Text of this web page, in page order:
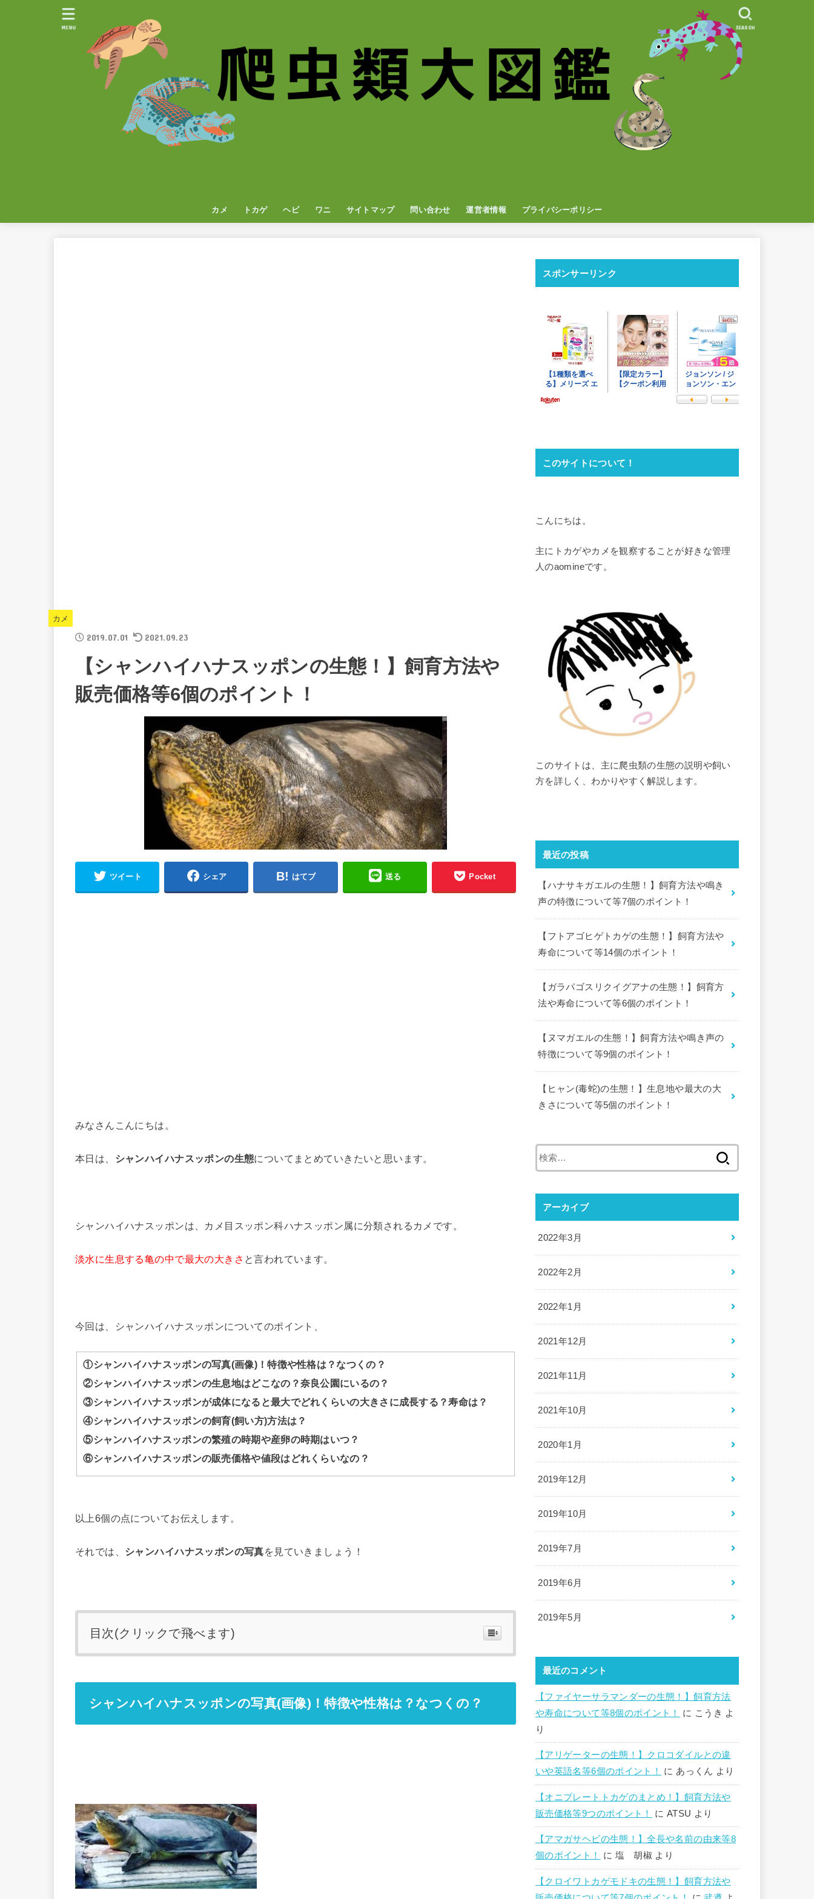
カメ トカゲ ヘビ ワニ サイトマップ 問い合わせ 運営者情報 プライバシーポリシー
SEARCH
MENU
カメ
2019.07.01 2021.09.23
【シャンハイハナスッポンの生態！】飼育方法や
販売価格等6個のポイント！
ツイート シェア はてブ 送る Pocket
みなさんこんにちは。
本日は、 シャンハイハナスッポンの生態についてまとめていきたいと思います。
シャンハイハナスッポンは、カメ目スッポン科ハナスッポン属に分類されるカメです。
淡水に生息する亀の中で最大の大きさ と言われています。
今回は、シャンハイハナスッポンについてのポイント、
①シャンハイハナスッポンの写真(画像)！特徴や性格は？なつくの？
②シャンハイハナスッポンの生息地はどこなの？奈良公園にいるの？
③シャンハイハナスッポンが成体になると最大でどれくらいの大きさに成長する？寿命は？
④シャンハイハナスッポンの飼育(飼い方)方法は？
⑤シャンハイハナスッポンの繁殖の時期や産卵の時期はいつ？
⑥シャンハイハナスッポンの販売価格や値段はどれくらいなの？
以上6個の点についてお伝えします。
それでは、 シャンハイハナスッポンの写真を見ていきましょう！
目次(クリックで飛べます)
シャンハイハナスッポンの写真(画像)！特徴や性格は？なつくの？
スポンサーリンク
このサイトについて！
こんにちは。
主にトカゲやカメを観察することが好きな管理
人のaomineです。
このサイトは、主に爬虫類の生態の説明や飼い
方を詳しく、わかりやすく解説します。
最近の投稿
【ハナサキガエルの生態！】飼育方法や鳴き
声の特徴について等7個のポイント！
【フトアゴヒゲトカゲの生態！】飼育方法や
寿命について等14個のポイント！
【ガラパゴスリクイグアナの生態！】飼育方
法や寿命について等6個のポイント！
【ヌマガエルの生態！】飼育方法や鳴き声の
特徴について等9個のポイント！
【ヒャン(毒蛇)の生態！】生息地や最大の大
きさについて等5個のポイント！
索:
アーカイブ
2022年3月
2022年2月
2022年1月
2021年12月
2021年11月
2021年10月
2020年1月
2019年12月
2019年10月
2019年7月
2019年6月
2019年5月
最近のコメント
【ファイヤーサラマンダーの生態！】飼育方法
や寿命について等8個のポイント！
に こうき よ
り
【アリゲーターの生態！】クロコダイルとの違
いや英語名等6個のポイント！
に あっくん より
【オニプレートトカゲのまとめ！】飼育方法や
販売価格等9つのポイント！
に ATSU より
【アマガサヘビの生態！】全長や名前の由来等8
個のポイント！
に 塩 胡椒 より
【クロイワトカゲモドキの生態！】飼育方法や